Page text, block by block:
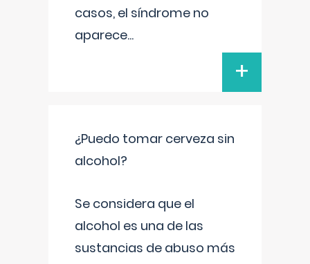
casos, el síndrome no
aparece...
+
¿Puedo tomar cerveza sin
alcohol?
Se considera que el
alcohol es una de las
sustancias de abuso más